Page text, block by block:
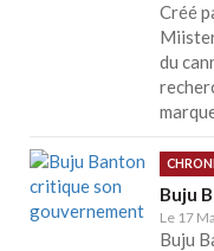
Créé
du
Buju
Le 17
Buju